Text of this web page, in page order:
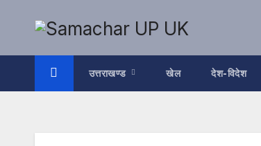
उत्तराखण्ड खेल देश-विदेश